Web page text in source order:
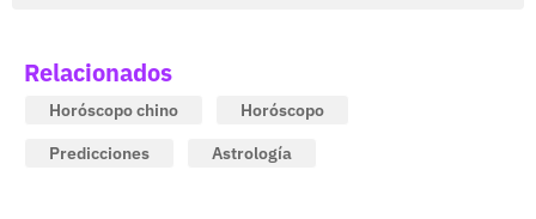
Relacionados
Horóscopo chino
Horóscopo
Predicciones
Astrología